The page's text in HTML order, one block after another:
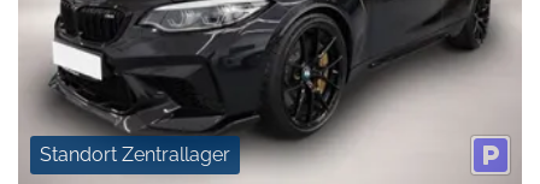
Standort Zentrallager